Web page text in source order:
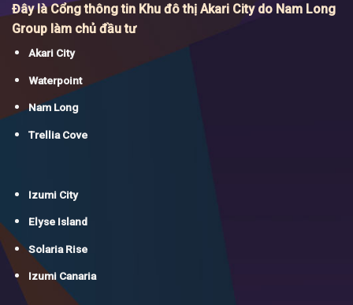
Đây là Cổng thông tin Khu đô thị Akari City do Nam Long
Group làm chủ đầu tư
Akari City
Waterpoint
Nam Long
Trellia Cove
Izumi City
Elyse Island
Solaria Rise
Izumi Canaria